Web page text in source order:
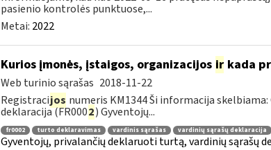
pasienio kontrolės punktuose,...
Metai: 2022
Kurios įmonės, įstaigos, organizacijos irkada
Web turinio sąrašas 2018-11-22
Registracijos numeris KM1344 Ši informacija
deklaracija (FR0002) Gyventojų...
fr0002 turto deklaravimas vardinis sąrašas vardinių sąrašų deklaracija
Gyventojų, privalančių deklaruoti turtą, vardinių sąrašų